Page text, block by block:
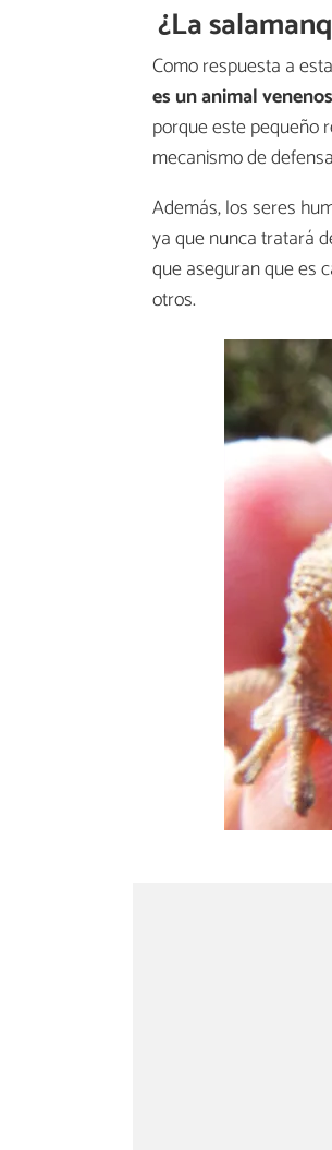
¿La
Como respuesta a
es un animal
porque este pequeño
mecanismo de
Además, los seres
ya que nunca tratará
que aseguran que es
otros.